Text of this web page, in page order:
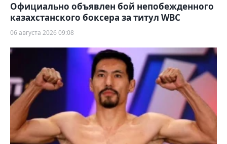
Официально объявлен бой непобежденного
казахстанского боксера за титул WBC
06 августа 2026 09:08